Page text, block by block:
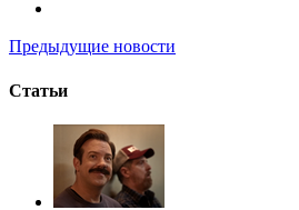
Предыдущие новости
Статьи